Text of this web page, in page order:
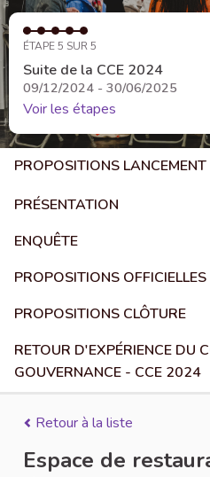
ÉTAPE 5 SUR 5
Suite de la CCE 2024
09/12/2024 - 30/06/2025
Voir les étapes
PROPOSITIONS LANCEMENT
PRÉSENTATION
ENQUÊTE
PROPOSITIONS
PROPOSITIONS CLÔTURE
RETOUR D'EXPÉRIENCE DU
GOUVERNANCE - CCE 2024
Retour à la liste
Espace de